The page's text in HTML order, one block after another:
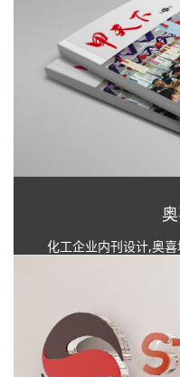
化工企业内刊设计,奥